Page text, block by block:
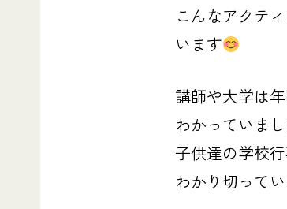
こんなアクテ
います
講師や大学は
わかっていま
子供達の学校
わかり切って